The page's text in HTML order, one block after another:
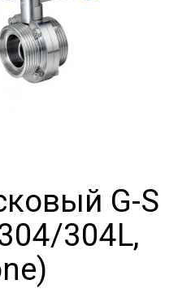
G-S
304L,